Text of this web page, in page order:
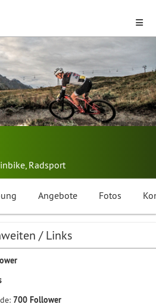
, Radsport
Angebote Fotos
/ Links
700 Follower